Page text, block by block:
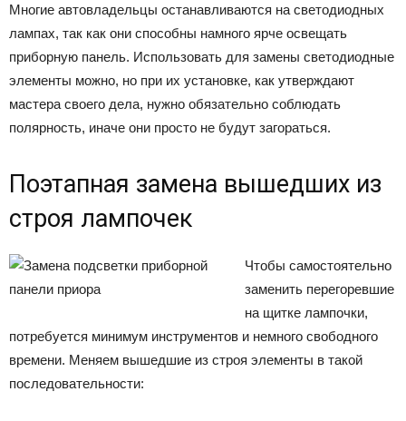
Многие автовладельцы останавливаются на светодиодных
лампах, так как они способны намного ярче освещать
приборную панель. Использовать для замены светодиодные
элементы можно, но при их установке, как утверждают
мастера своего дела, нужно обязательно соблюдать
полярность, иначе они просто не будут загораться.
Поэтапная замена вышедших из
строя лампочек
Чтобы самостоятельно
заменить перегоревшие
на щитке лампочки,
потребуется минимум инструментов и немного свободного
времени. Меняем вышедшие из строя элементы в такой
последовательности: